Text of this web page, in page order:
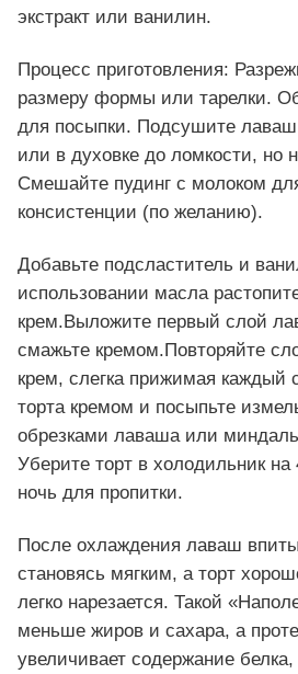
экстракт или ванилин.
Процесс приготовления:
размеру формы или тарелки.
для посыпки. Подсушите лаваш
или в духовке до ломкости, но
Смешайте пудинг с молоком
консистенции (по желанию).
Добавьте подсластитель и
использовании масла
крем.Выложите первый слой
смажьте кремом.Повторяйте
крем, слегка прижимая каждый
торта кремом и посыпьте
обрезками лаваша или
Уберите торт в холодильник
ночь для пропитки.
После охлаждения лаваш
становясь мягким, а торт
легко нарезается. Такой
меньше жиров и сахара, а
увеличивает содержание белка,